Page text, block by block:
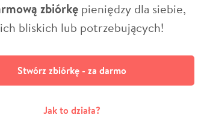
zbiórkępieniędzy dla siebie,
bliskich lub potrzebujących!
Stwórz zbiórkę - za darmo
Jak to działa?